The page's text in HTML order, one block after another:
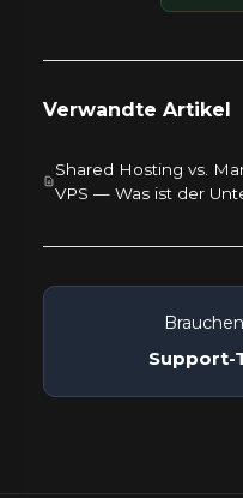
Verwandte Artikel
Shared Hosting vs.
VPS — Was ist der
Support-